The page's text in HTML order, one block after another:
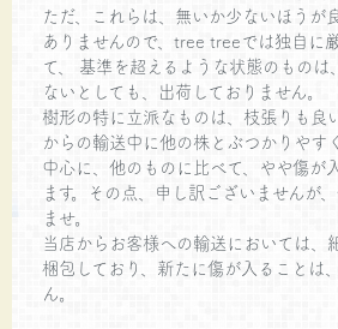
ただ、これらは、無いか少ないほうが
ありませんので、tree treeでは独自に
て、 基準を超えるような状態のもの
ないとしても、出荷しておりません。
樹形の特に立派なものは、枝張りも良
からの輸送中に他の株とぶつかりやす
中心に、他のものに比べて、やや傷が
ます。その点、申し訳ございませんが
ませ。
当店からお客様への輸送においては、
梱包しており、新たに傷が入ることは
ん。